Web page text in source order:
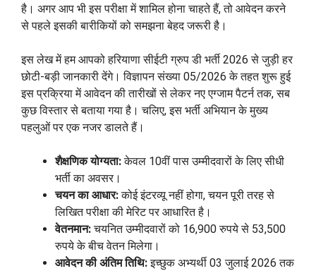
है। अगर आप भी इस परीक्षा में शामिल होना चाहते हैं, तो आवेदन करने
से पहले इसकी बारीकियों को समझना बेहद जरूरी है।
इस लेख में हम आपको हरियाणा सीईटी ग्रुप डी भर्ती 2026 से जुड़ी हर
छोटी-बड़ी जानकारी देंगे। विज्ञापन संख्या 05/2026 के तहत शुरू हुई
इस प्रक्रिया में आवेदन की तारीखों से लेकर नए एग्जाम पैटर्न तक, सब
कुछ विस्तार से बताया गया है। चलिए, इस भर्ती अभियान के मुख्य
पहलुओं पर एक नजर डालते हैं।
शैक्षणिक योग्यता:केवल 10वीं पास उम्मीदवारों के लिए सीधी
भर्ती का अवसर।
चयन का आधार:कोई इंटरव्यू नहीं होगा, चयन पूरी तरह से
लिखित परीक्षा की मेरिट पर आधारित है।
वेतनमान:चयनित उम्मीदवारों को 16,900 रुपये से 53,500
रुपये के बीच वेतन मिलेगा।
आवेदन की अंतिम तिथि:इच्छुक अभ्यर्थी 03 जुलाई 2026 तक